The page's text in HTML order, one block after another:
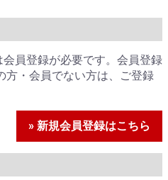
員登録が必要です。会員登録
方・会員でない方は、ご登録
» 新規会員登録はこちら